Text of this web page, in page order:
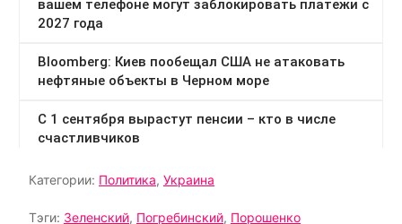
Категории: Политика, Украина
Тэги: Зеленский, Погребинский, Порошенко